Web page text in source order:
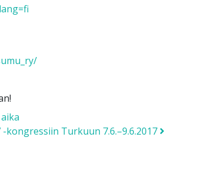
Turkuun 7.6.–9.6.2017